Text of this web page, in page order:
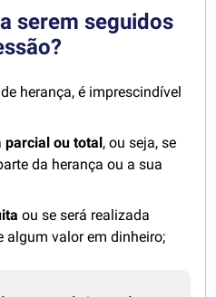
serem seguidos
herança, é imprescindível
parcial ou total , ou seja, se
da herança ou a sua
ou se será realizada
algum valor em dinheiro;